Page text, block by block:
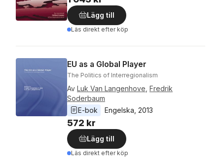
Lägg till
Läs direkt efter köp
EU as a Global Player
The Politics of Interregionalism
Av Luk Van Langenhove Fredrik
Soderbaum
E-bok
Engelska 2013
572 kr
Lägg till
Läs direkt efter köp